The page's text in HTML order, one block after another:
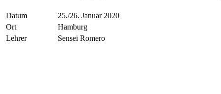
Datum
25./26. Januar 2020
Ort
Hamburg
Lehrer
Sensei Romero